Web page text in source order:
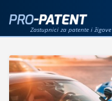
Zastupnici za patente i žigove